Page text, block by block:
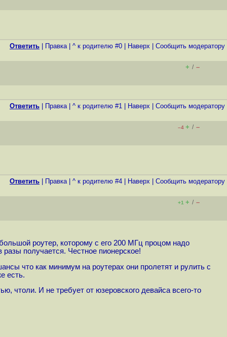
Ответить Правка| ^ к родителю #0 Наверх Cообщить модератору
+ / –
Ответить Правка| ^ к родителю #1 Наверх Cообщить модератору
–4 + / –
Ответить Правка| ^ к родителю #4 Наверх Cообщить модератору
+1 + / –
роутер, которому с его 200 МГц процом надо
получается. Честное пионерское!
что как минимум на роутерах они пролетят и рулить с
есть.
чтоли. И не требует от юзеровского девайса всего-то